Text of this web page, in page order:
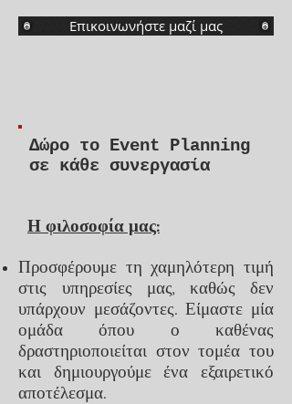
Επικοινωνήστε μαζί μας
Δώρο το Event Planning
σε κάθε συνεργασία
Η φιλοσοφία μας:
Προσφέρουμε τη χαμηλότερη τιμή
στις υπηρεσίες μας, καθώς δεν
υπάρχουν μεσάζοντες. Είμαστε μία
ομάδα όπου ο καθένας
δραστηριοποιείται στον τομέα του
και δημιουργούμε ένα εξαιρετικό
αποτέλεσμα.